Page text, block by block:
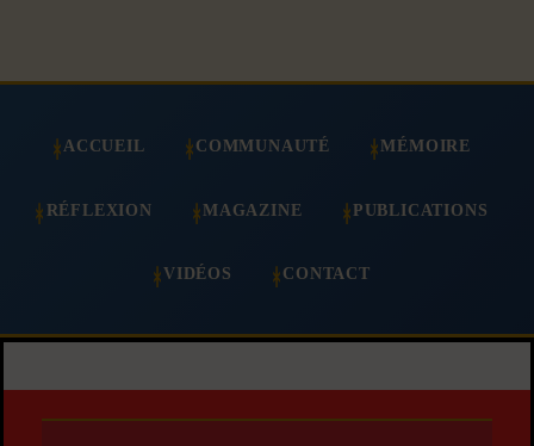
ACCUEIL COMMUNAUTÉ MÉMOIRE
RÉFLEXION MAGAZINE PUBLICATIONS
VIDÉOS CONTACT